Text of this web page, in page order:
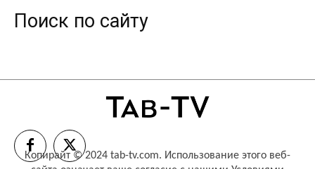
Поиск по сайту
Копирайт © 2024 tab-tv.com. Использование этого веб-